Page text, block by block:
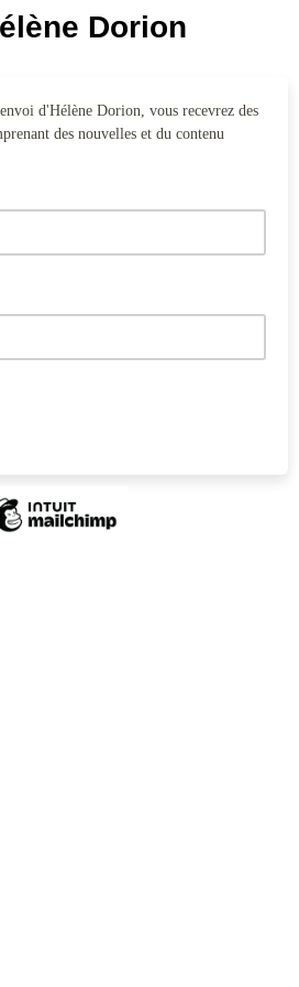
Dorion
d'Hélène Dorion, vous recevrez des
des nouvelles et du contenu